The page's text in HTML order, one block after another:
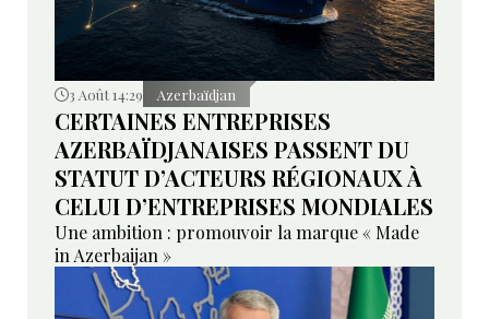
3 Août 14:29 Azerbaïdjan
CERTAINES ENTREPRISES
AZERBAÏDJANAISES PASSENT DU
STATUT D’ACTEURS RÉGIONAUX À
CELUI D’ENTREPRISES MONDIALES
Une ambition : promouvoir la marque « Made
in Azerbaijan »